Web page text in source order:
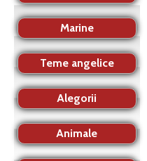
Marine
Teme angelice
Alegorii
Animale